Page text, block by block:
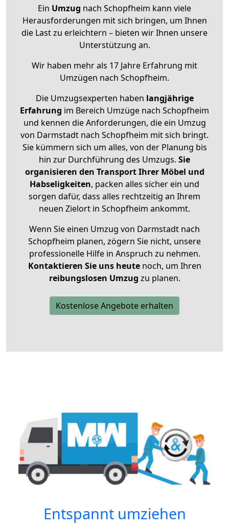
Ein Umzug nach Schopfheim kann viele
Herausforderungen mit sich bringen, um Ihnen
die Last zu erleichtern – bieten wir Ihnen unsere
Unterstützung an.
Wir haben mehr als 17 Jahre Erfahrung mit
Umzügen nach Schopfheim.
Die Umzugsexperten haben langjährige
Erfahrung im Bereich Umzüge nach Schopfheim
und kennen die Anforderungen, die ein Umzug
von Darmstadt nach Schopfheim mit sich bringt.
Sie kümmern sich um alles, von der Planung bis
hin zur Durchführung des Umzugs. Sie
organisieren den Transport Ihrer Möbel und
Habseligkeiten, packen alles sicher ein und
sorgen dafür, dass alles rechtzeitig an Ihrem
neuen Zielort in Schopfheim ankommt.
Wenn Sie einen Umzug von Darmstadt nach
Schopfheim planen, zögern Sie nicht, unsere
professionelle Hilfe in Anspruch zu nehmen.
Kontaktieren Sie uns heutenoch, um Ihren
reibungslosen Umzug zu planen.
Kostenlose Angebote erhalten
Entspannt umziehen